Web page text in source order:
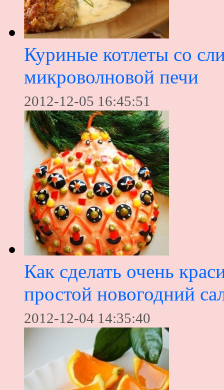
Куриные котлеты со
микроволновой печи
2012-12-05 16:45:51
Как сделать очень
простой новогодний
2012-12-04 14:35:40